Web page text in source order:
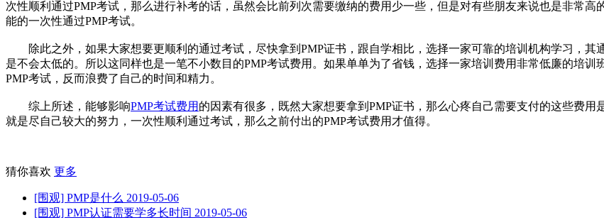
次性顺利通过PMP考试，那么进行补考的话，虽然会比前列次需要缴纳的费用少一些，但是对有些朋友来说也是非常
能的一次性通过PMP考试。
除此之外，如果大家想要更顺利的通过考试，尽快拿到PMP证书，跟自学相比，选择一家可靠的培训机构学习，其
是不会太低的。所以这同样也是一笔不小数目的PMP考试费用。如果单单为了省钱，选择一家培训费用非常低廉的培
PMP考试，反而浪费了自己的时间和精力。
综上所述，能够影响PMP考试费用 的因素有很多，既然大家想要拿到PMP证书，那么心疼自己需要支付的这些费
就是尽自己较大的努力，一次性顺利通过考试，那么之前付出的PMP考试费用才值得。
猜你喜欢 更多
[围观] PMP是什么 2019-05-06
[围观] PMP认证需要学多长时间 2019-05-06